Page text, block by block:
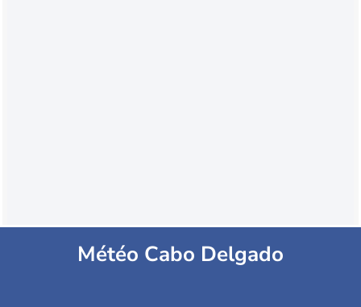
Météo Cabo Delgado